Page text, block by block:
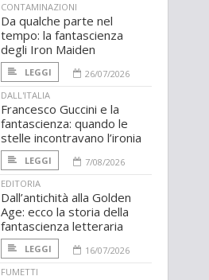
CONTAMINAZIONI
Da qualche parte nel
tempo: la fantascienza
degli Iron Maiden
LEGGI
26/07/2026
DALL'ITALIA
Francesco Guccini e la
fantascienza: quando le
stelle incontravano l’ironia
LEGGI
7/08/2026
EDITORIA
Dall’antichità alla Golden
Age: ecco la storia della
fantascienza letteraria
LEGGI
16/07/2026
FUMETTI